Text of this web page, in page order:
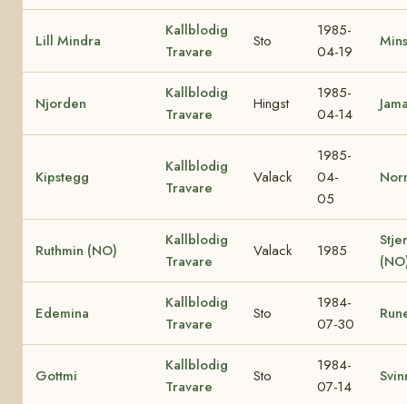
Lill Mindra
Kallblodig
Travare
Sto
1985-
04-19
Njorden
Kallblodig
Travare
Hingst
1985-
04-14
Kipstegg
Kallblodig
Travare
Valack
1985-
04-
05
Ruthmin (NO)
Kallblodig
Travare
Valack 1985
Edemina
Kallblodig
Travare
Sto
1984-
07-30
Gottmi
Kallblodig
Travare
Sto
1984-
07-14